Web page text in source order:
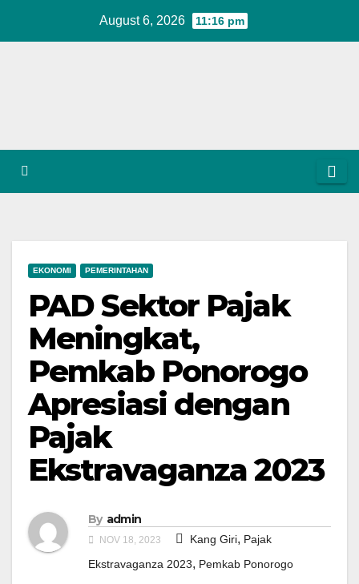
August 6, 2026 11:16 pm
EKONOMI PEMERINTAHAN
PAD Sektor Pajak
Meningkat,
Pemkab Ponorogo
Apresiasi dengan
Pajak
Ekstravaganza 2023
By admin
NOV 18, 2023 Kang Giri, Pajak
Ekstravaganza 2023, Pemkab Ponorogo